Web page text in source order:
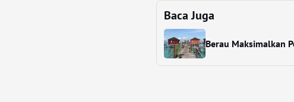
Baca Juga
Berau Maksimalkan